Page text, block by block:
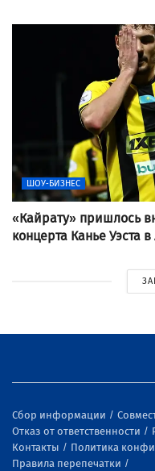
ШОУ-БИЗНЕС
«Кайрату» пришлось
концерта Канье Уэста
Сбор информации
Отказ от ответственности
Контакты
Политика
Правила перепечатки